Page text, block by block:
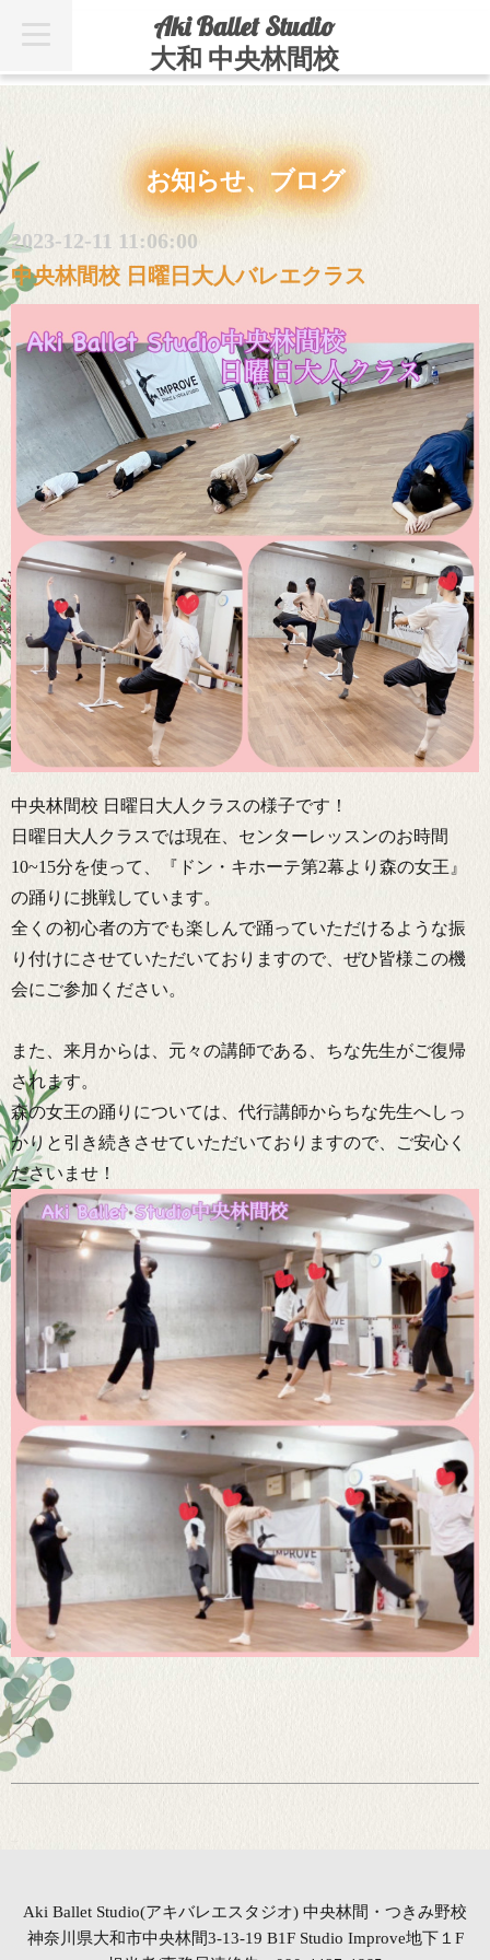
Aki Ballet Studio
大和 中央林間校
t
o
g
v
i
n
お知らせ、ブログ
2023-12-11 11:06:00
中央林間校 日曜日大人バレエクラス
中央林間校 日曜日大人クラスの様子です！
日曜日大人クラスでは現在、センターレッスンのお時間
10~15分を使って、『ドン・キホーテ第2幕より森の女王』
の踊りに挑戦しています。
全くの初心者の方でも楽しんで踊っていただけるような振
り付けにさせていただいておりますので、ぜひ皆様この機
会にご参加ください。
また、来月からは、元々の講師である、ちな先生がご復帰
されます。
森の女王の踊りについては、代行講師からちな先生へしっ
かりと引き続きさせていただいておりますので、ご安心く
ださいませ！
Aki Ballet Studio(アキバレエスタジオ) 中央林間・つきみ野校
神奈川県大和市中央林間3-13-19 B1F Studio Improve地下１F